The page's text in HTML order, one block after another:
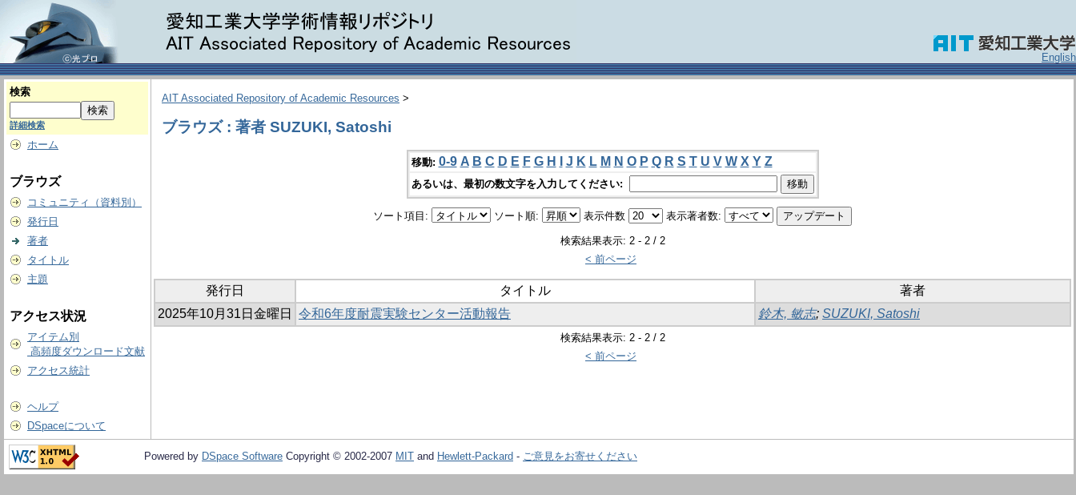
English
検索
詳細検索
ホーム
ブラウズ
コミュニティ（資料別）
発行日
著者
タイトル
主題
アクセス状況
アイテム別
高頻度ダウンロード文献
アクセス統計
ヘルプ
DSpaceについて
AIT Associated Repository of Academic Resources >
ブラウズ : 著者 SUZUKI, Satoshi
移動: 0-9 A B C D E F G H J K L M N O P Q R S T U V W X Y Z
あるいは、最初の数文字を入力してください:
ソート項目: ソート順: 表示件数 表示著者数:
検索結果表示: 2 - 2 / 2
< 前ページ
発行日 タイトル
著者
2025年10月31日金曜日
令和6年度耐震実験センター活動報告 鈴木, 敏志; SUZUKI, Satoshi
検索結果表示: 2 - 2 / 2
< 前ページ
Powered by DSpace Software Copyright © 2002-2007 MIT and Hewlett-Packard - ご意見をお寄せください